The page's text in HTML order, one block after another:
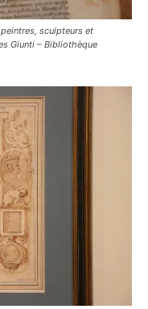
sculpteurs et
Giunti – Bibliothèque